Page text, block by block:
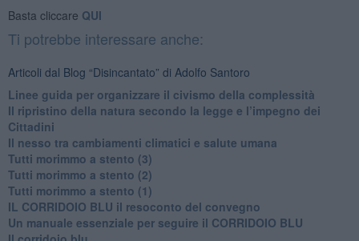
Basta cliccare QUI
Ti potrebbe interessare anche:
Articoli dal Blog “Disincantato” di Adolfo Santoro
​Linee guida per organizzare il civismo della complessità
​Il ripristino della natura secondo la legge e l’impegno dei
Cittadini
Il nesso tra cambiamenti climatici e salute umana
Tutti morimmo a stento (3)
Tutti morimmo a stento (2)
​Tutti morimmo a stento (1)
IL CORRIDOIO BLU il resoconto del convegno
Un manuale essenziale per seguire il CORRIDOIO BLU